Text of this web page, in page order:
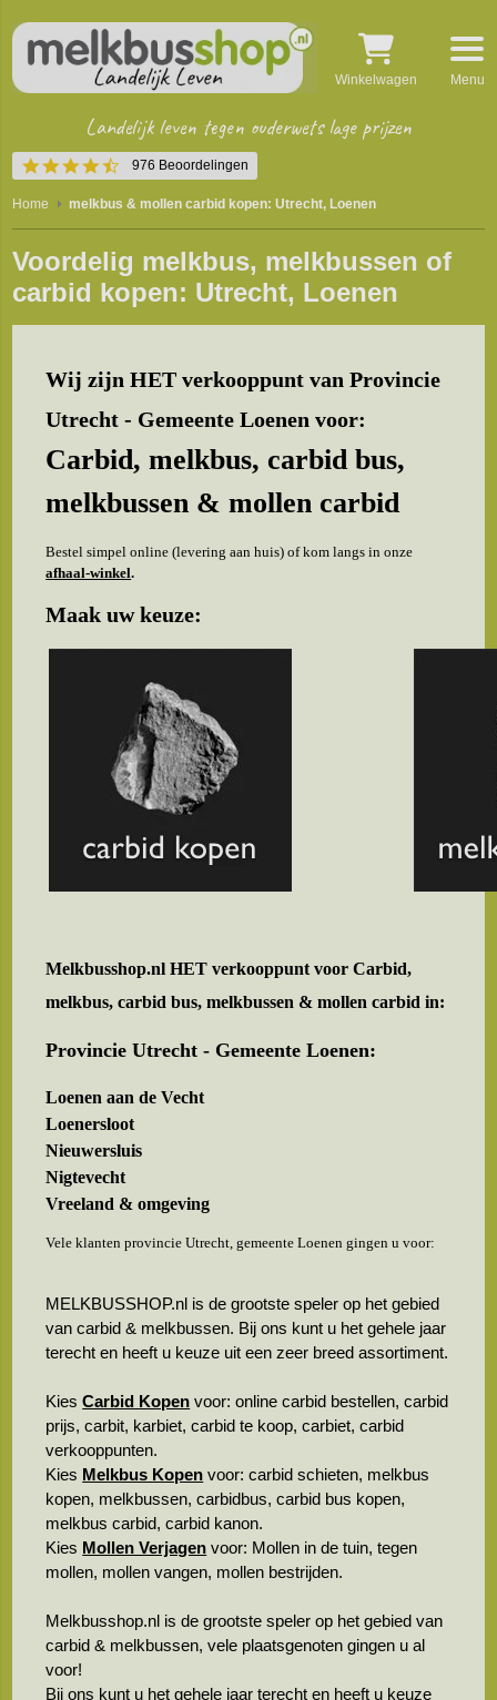
4.5
star
rating
976 Beoordelingen
Landelijk leven tegen ouderwets lage prijzen
Winkelwagen Menu
Home melkbus & mollen carbid kopen: Utrecht, Loenen
Voordelig melkbus, melkbussen of
carbid kopen: Utrecht, Loenen
Wij zijn HET verkooppunt van Provincie
Utrecht - Gemeente Loenen voor:
Carbid, melkbus, carbid bus,
melkbussen & mollen carbid
Bestel simpel online (levering aan huis) of kom langs in onze
afhaal-winkel.
Maak uw keuze:
Melkbusshop.nl HET verkooppunt voorCarbid,
melkbus, carbid bus, melkbussen & mollen carbid in:
Provincie Utrecht - Gemeente Loenen:
Loenen aan de Vecht
Loenersloot
Nieuwersluis
Nigtevecht
Vreeland & omgeving
Vele klanten provincie Utrecht, gemeente Loenen gingen u voor:
MELKBUSSHOP.nl is de grootste speler op het gebied
van carbid & melkbussen. Bij ons kunt u het gehele jaar
terecht en heeft u keuze uit een zeer breed assortiment.
KiesCarbid Kopen voor: online carbid bestellen, carbid
prijs, carbit, karbiet, carbid te koop, carbiet, carbid
verkooppunten.
Kies Melkbus Kopen voor: carbid schieten, melkbus
kopen, melkbussen, carbidbus, carbid bus kopen,
melkbus carbid, carbid kanon.
Kies Mollen Verjagen voor: Mollen in de tuin, tegen
mollen, mollen vangen, mollen bestrijden.
Melkbusshop.nl is de grootste speler op het gebied van
carbid & melkbussen, vele plaatsgenoten gingen u al
voor!
Bij ons kunt u het gehele jaar terecht en heeft u keuze